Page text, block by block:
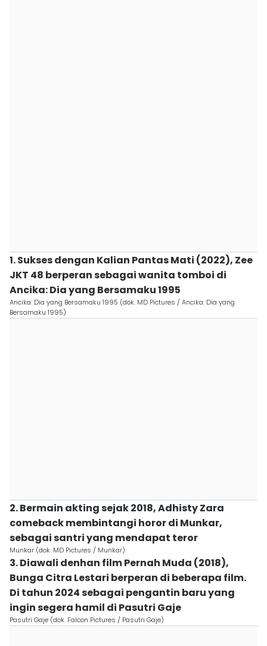
1. Sukses dengan Kalian Pantas Mati (2022), Zee
JKT 48 berperan sebagai wanita tomboi di
Ancika: Dia yang Bersamaku 1995
Ancika: Dia yang Bersamaku 1995 (dok. MD Pictures / Ancika: Dia yang
Bersamaku 1995)
2. Bermain akting sejak 2018, Adhisty Zara
comeback membintangi horor di Munkar,
sebagai santri yang mendapat teror
Munkar (dok. MD Pictures / Munkar)
3. Diawali denhan film Pernah Muda (2018),
Bunga Citra Lestari berperan di beberapa film.
Di tahun 2024 sebagai pengantin baru yang
ingin segera hamil di Pasutri Gaje
Pasutri Gaje (dok. Falcon Pictures / Pasutri Gaje)